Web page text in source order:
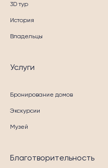
3D тур
История
Владельцы
Услуги
Бронирование домов
Экскурсии
Музей
Благотворительность